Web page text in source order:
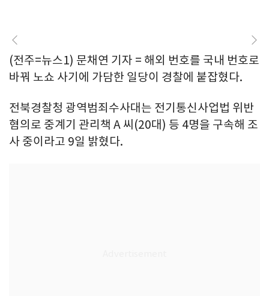
(전주=뉴스1) 문채연 기자 = 해외 번호를 국내 번호로
바꿔 노쇼 사기에 가담한 일당이 경찰에 붙잡혔다.
전북경찰청 광역범죄수사대는 전기통신사업법 위반
혐의로 중계기 관리책 A 씨(20대) 등 4명을 구속해 조
사 중이라고 9일 밝혔다.